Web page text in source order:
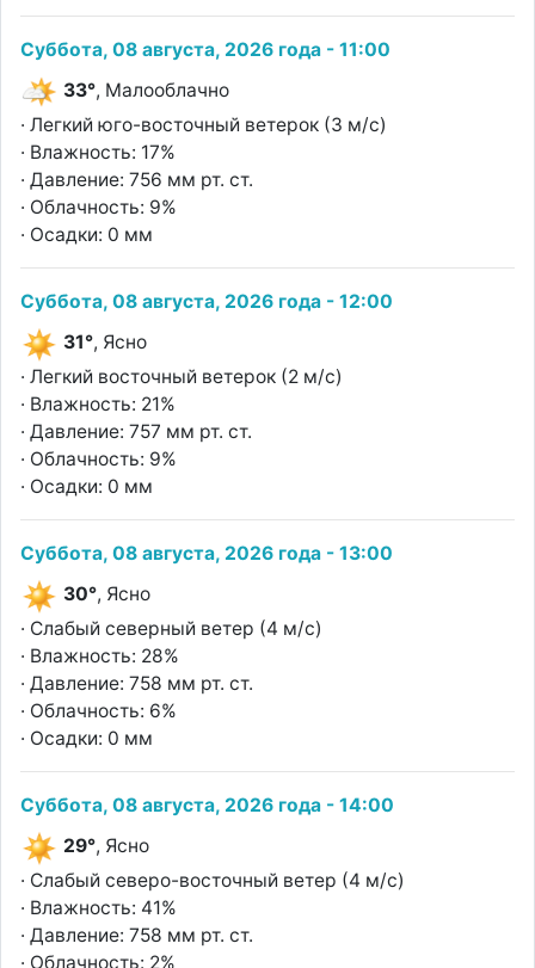
Суббота, 08 августа, 2026 года - 11:00
33°, Малооблачно
· Легкий юго-восточный ветерок (3 м/с)
· Влажность: 17%
· Давление: 756 мм рт. ст.
· Облачность: 9%
· Осадки: 0 мм
Суббота, 08 августа, 2026 года - 12:00
31°, Ясно
· Легкий восточный ветерок (2 м/с)
· Влажность: 21%
· Давление: 757 мм рт. ст.
· Облачность: 9%
· Осадки: 0 мм
Суббота, 08 августа, 2026 года - 13:00
30°, Ясно
· Слабый северный ветер (4 м/с)
· Влажность: 28%
· Давление: 758 мм рт. ст.
· Облачность: 6%
· Осадки: 0 мм
Суббота, 08 августа, 2026 года - 14:00
29°, Ясно
· Слабый северо-восточный ветер (4 м/с)
· Влажность: 41%
· Давление: 758 мм рт. ст.
· Облачность: 2%